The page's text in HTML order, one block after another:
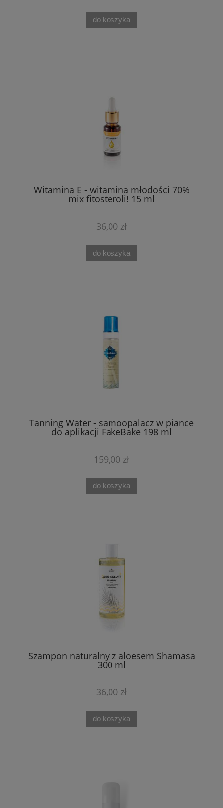
do koszyka
Witamina E - witamina młodości 70%
mix fitosteroli! 15 ml
36,00 zł
do koszyka
Tanning Water - samoopalacz w piance
do aplikacji FakeBake 198 ml
159,00 zł
do koszyka
Szampon naturalny z aloesem Shamasa
300 ml
36,00 zł
do koszyka